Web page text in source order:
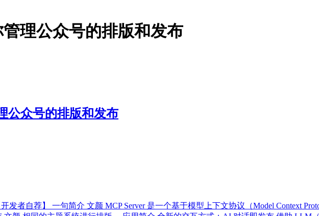
理公众号的排版和发布
公众号的排版和发布
发者自荐】 一句简介 文颜 MCP Server 是一个基于模型上下文协议（Model Context